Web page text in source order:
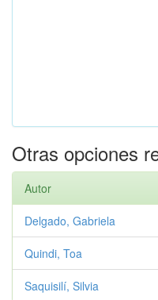
Otras opciones
Autor
Delgado, Gabriela
Quindi, Toa
Saquisilí, Silvia